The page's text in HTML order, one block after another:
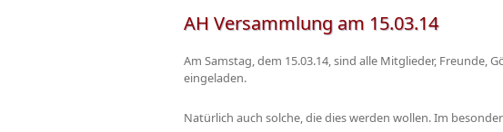
AH Versammlung am 15.03.14
Am Samstag, dem 15.03.14, sind alle Mitglieder, Freunde,
eingeladen.
Natürlich auch solche, die dies werden wollen. Im